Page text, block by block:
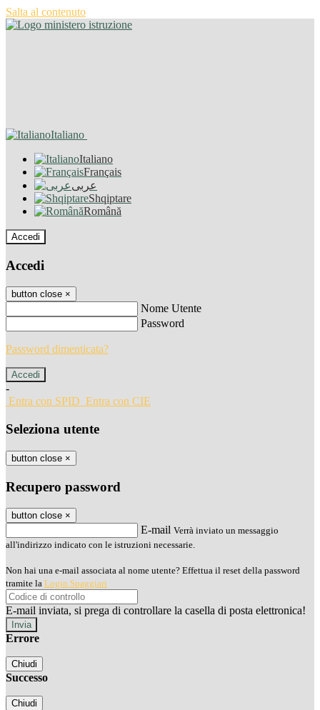
Salta al contenuto
Italiano
Italiano
Français
عربى
Shqiptare
Română
Accedi
Accedi
button close ×
Nome Utente
Password
Password dimenticata?
-
Entra con SPID Entra con CIE
Seleziona utente
button close ×
Recupero password
button close ×
E-mail Verrà inviato un messaggio
all'indirizzo indicato con le istruzioni necessarie.
Non hai una e-mail associata al nome utente? Effettua il reset della password
tramite la Login Spaggiari
E-mail inviata, si prega di controllare la casella di posta elettronica!
Errore
Chiudi
Successo
Chiudi